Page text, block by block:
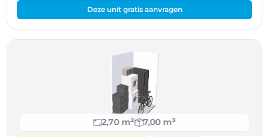
Deze unit gratis aanvragen
2,70 m²
7,00 m³